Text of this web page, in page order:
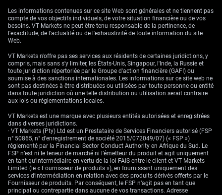
Les informations contenues sur ce site Web sont générales et ne tiennent pas
compte de vos objectifs individuels, de votre situation financière ou de vos
besoins. VT Markets ne peut être tenu responsable de la pertinence, de
l'exactitude, de l'actualité ou de l'exhaustivité de toute information du site
Web.
VT Markets n'offre pas ses services aux résidents de certaines juridictions, y
compris, mais sans s'y limiter, les États-Unis, Singapour, l'Inde, la Russie et
toute juridiction répertoriée par le Groupe d'action financière (GAFI) ou
soumise à des sanctions internationales. Les informations sur ce site web ne
sont pas destinées à être distribuées ou utilisées par toute personne ou entité
dans toute juridiction où une telle distribution ou utilisation serait contraire
aux lois ou réglementations locales.
VT Markets est une marque avec plusieurs entités autorisées et enregistrées
dans diverses juridictions.
· VT Markets (Pty) Ltd est un Prestataire de Services Financiers autorisé (FSP
n° 50865, n° d’enregistrement de société 2015/072049/07) (« FSP »)
réglementé par la Financial Sector Conduct Authority en Afrique du Sud. Le
FSP n’est ni le teneur de marché ni l’émetteur du produit et agit uniquement
en tant qu’intermédiaire en vertu de la loi FAIS entre le client et VT Markets
Limited (le « Fournisseur de produits »), en fournissant uniquement des
services d’intermédiation en relation avec des produits dérivés offerts par le
Fournisseur de produits. Par conséquent, le FSP n’agit pas en tant que
principal ou contrepartie dans aucune de vos transactions. Adresse